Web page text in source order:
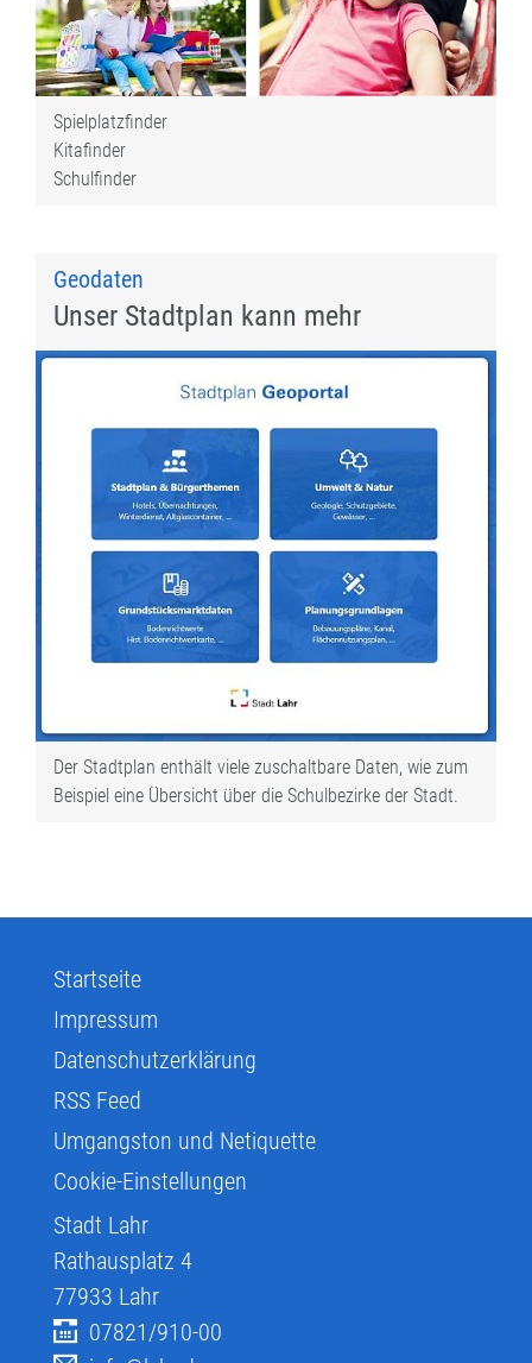
Spielplatzfinder
Kitafinder
Schulfinder
Geodaten
Unser Stadtplan kann mehr
Der Stadtplan enthält viele zuschaltbare Daten, wie zum
Beispiel eine Übersicht über die Schulbezirke der Stadt.
Startseite
Impressum
Datenschutzerklärung
RSS Feed
Umgangston und Netiquette
Cookie-Einstellungen
Stadt Lahr
Rathausplatz 4
77933 Lahr
07821/910-00